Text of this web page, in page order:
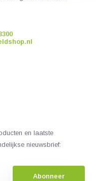
en laatste
nieuwsbrief:
Abonneer